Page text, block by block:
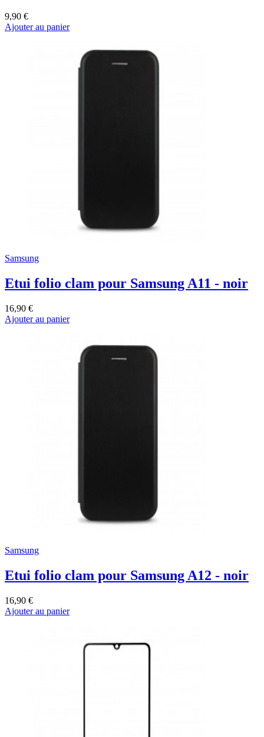
9,90 €
Ajouter au panier
Samsung
Etui folio clam pour Samsung A11 - noir
16,90 €
Ajouter au panier
Samsung
Etui folio clam pour Samsung A12 - noir
16,90 €
Ajouter au panier